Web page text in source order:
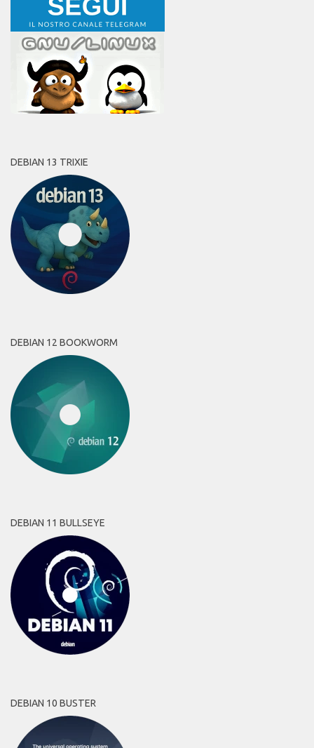
DEBIAN 13 TRIXIE
DEBIAN 12 BOOKWORM
DEBIAN 11 BULLSEYE
DEBIAN 10 BUSTER